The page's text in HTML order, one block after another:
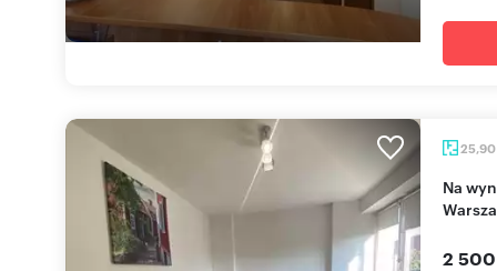
25,90
Na wynajem przestronne studio 26 m² w
2